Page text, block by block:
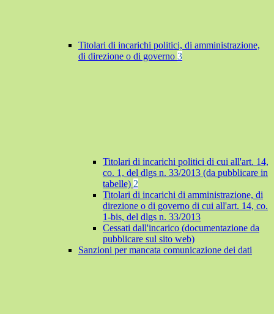
Titolari di incarichi politici, di amministrazione,
di direzione o di governo 3
Titolari di incarichi politici di cui all'art. 14,
co. 1, del dlgs n. 33/2013 (da pubblicare in
tabelle) 2
Titolari di incarichi di amministrazione, di
direzione o di governo di cui all'art. 14, co.
1-bis, del dlgs n. 33/2013
Cessati dall'incarico (documentazione da
pubblicare sul sito web)
Sanzioni per mancata comunicazione dei dati